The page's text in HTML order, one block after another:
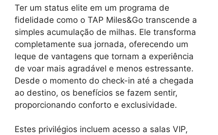
Ter um status elite em um programa de
fidelidade como o TAP Miles&Go transcende a
simples acumulação de milhas. Ele transforma
completamente sua jornada, oferecendo um
leque de vantagens que tornam a experiência
de voar mais agradável e menos estressante.
Desde o momento do check-in até a chegada
ao destino, os benefícios se fazem sentir,
proporcionando conforto e exclusividade.
Estes privilégios incluem acesso a salas VIP,